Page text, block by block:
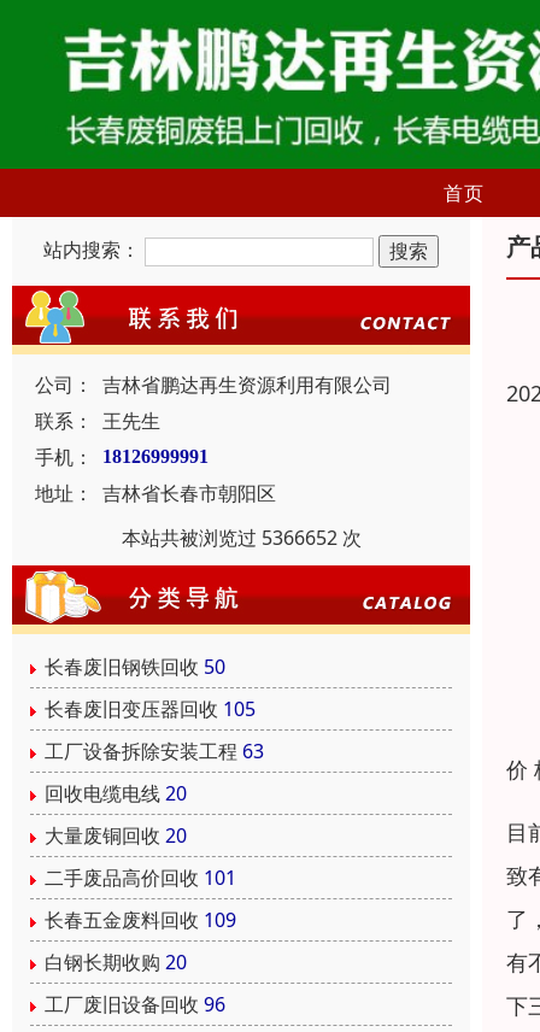
首页
站内搜索：
公司：
吉林省鹏达再生资源利用有限公司
联系：
王先生
手机：
18126999991
地址：
吉林省长春市朝阳区
本站共被浏览过 5366652 次
长春废旧钢铁回收 50
长春废旧变压器回收 105
工厂设备拆除安装工程 63
回收电缆电线20
大量废铜回收 20
二手废品高价回收 101
长春五金废料回收 109
白钢长期收购 20
工厂废旧设备回收 96
产
价
目
致
了
有
下